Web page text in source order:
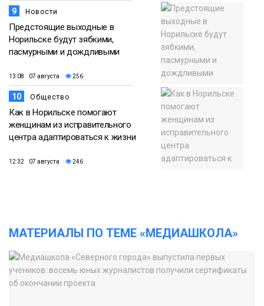
9 Новости
Предстоящие выходные в
Норильске будут зябкими,
пасмурными и дождливыми
13:08 07 августа 256
10 Общество
Как в Норильске помогают
женщинам из исправительного
центра адаптироваться к жизни
12:32 07 августа 246
МАТЕРИАЛЫ ПО ТЕМЕ «МЕДИАШКОЛА»